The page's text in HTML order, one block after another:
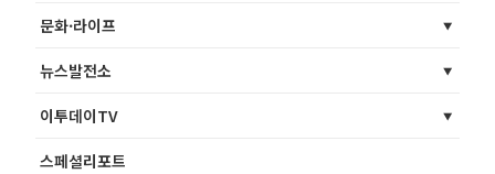
문화·라이프
뉴스발전소
이투데이TV
스페셜리포트